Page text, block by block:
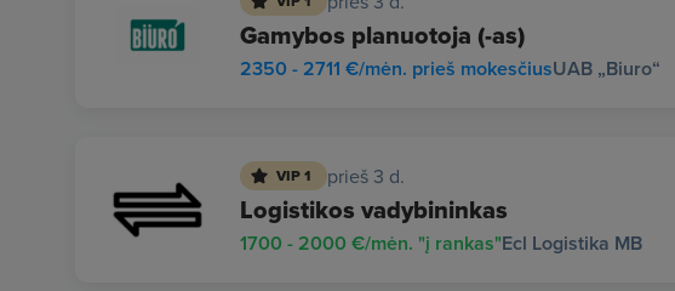
Gamybos planuotoja (-as)
UAB „Biuro“
2350 - 2711 €/mėn. prieš mokesčius
VIP 1 prieš 3 d.
Logistikos vadybininkas
Ecl Logistika MB
1700 - 2000 €/mėn. "į rankas"